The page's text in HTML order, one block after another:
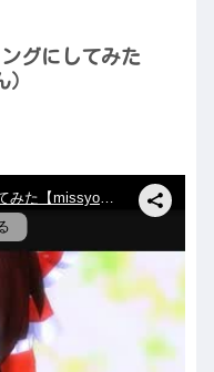
ングにしてみた